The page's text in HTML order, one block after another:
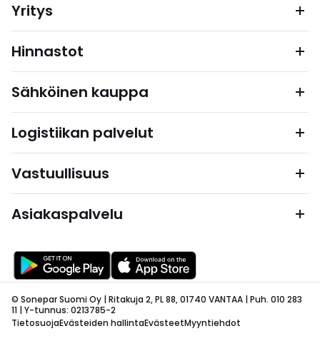
Yritys
Hinnastot
Sähköinen kauppa
Logistiikan palvelut
Vastuullisuus
Asiakaspalvelu
© Sonepar Suomi Oy | Ritakuja 2, PL 88, 01740 VANTAA | Puh. 010 283
11 | Y-tunnus: 0213785-2
TietosuojaEvästeiden hallintaEvästeetMyyntiehdot